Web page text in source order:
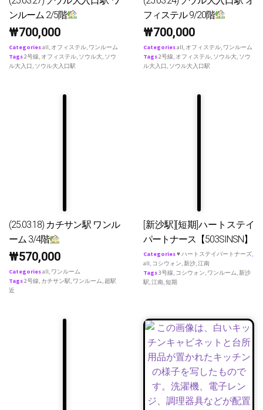
ンルーム 2/5階
₩700,000
Categoriesall, オフィステル, ワンルーム
Tags2号線, オフィステル, ソウル大, ソウ
ル大入口, ソウル大入口駅
フィステル 9/20階
₩700,000
Categoriesall, オフィステル, ワンルーム
Tags2号線, オフィステル, ソウル大, ソウ
ル大入口, ソウル大入口駅
(25.03.18) カチサン駅 ワンル
ーム 3/4階
₩570,000
Categoriesall, ワンルーム
Tags2号線, カチサン駅, ワンルーム, 超駅
近
[新沙駅][短期]ハートステイ
パートナース【503SINSN】
Categories♥ ハートステイパートナーズ,
all, コシウォン,新沙,江南
Tags3号線, コシウォン, ワンルーム,新沙
駅,江南,短期